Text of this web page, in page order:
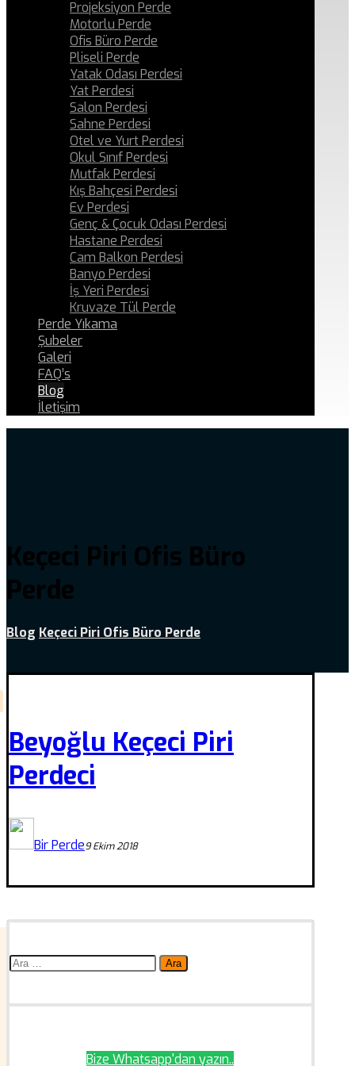
Projeksiyon Perde
Motorlu Perde
Ofis Büro Perde
Pliseli Perde
Yatak Odası Perdesi
Yat Perdesi
Salon Perdesi
Sahne Perdesi
Otel ve Yurt Perdesi
Okul Sınıf Perdesi
Mutfak Perdesi
Kış Bahçesi Perdesi
Ev Perdesi
Genç & Çocuk Odası Perdesi
Hastane Perdesi
Cam Balkon Perdesi
Banyo Perdesi
İş Yeri Perdesi
Kruvaze Tül Perde
Perde Yıkama
Şubeler
Galeri
FAQ’s
Blog
İletişim
Keçeci Piri Ofis Büro
Perde
Blog Keçeci Piri Ofis Büro Perde
Beyoğlu Keçeci Piri
Perdeci
Bir Perde9 Ekim 2018
Arama:
Bize Whatsapp'dan yazın..